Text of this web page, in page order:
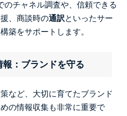
のチャネル調査や、信頼できる
、商談時の通訳といったサー
築をサポートします。
：ブランドを守る
など、大切に育てたブランド
の情報収集も非常に重要で